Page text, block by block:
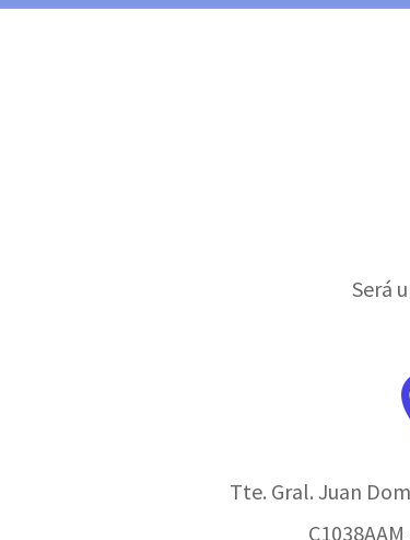
Será
Tte. Gral. Juan